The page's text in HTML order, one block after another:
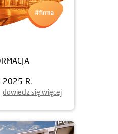
2025 R.
dowiedz się więcej